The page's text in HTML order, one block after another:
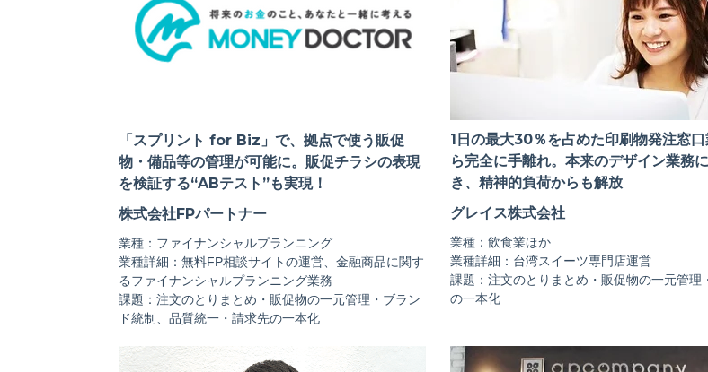
「スプリント for Biz」で、拠点で使う販促
物・備品等の管理が可能に。販促チラシの表現
を検証する“ABテスト”も実現！
株式会社FPパートナー
業種：ファイナンシャルプランニング
業種詳細：無料FP相談サイトの運営、金融商品に関す
るファイナンシャルプランニング業務
課題：注文のとりまとめ・販促物の一元管理・ブラン
ド統制、品質統一・請求先の一本化
1日の最大30％を占めた印刷物発注窓
ら完全に手離れ。本来のデザイン業務
き、精神的負荷からも解放
グレイス株式会社
業種：飲食業ほか
業種詳細：台湾スイーツ専門店運営
課題：注文のとりまとめ・販促物の一元管理
の一本化